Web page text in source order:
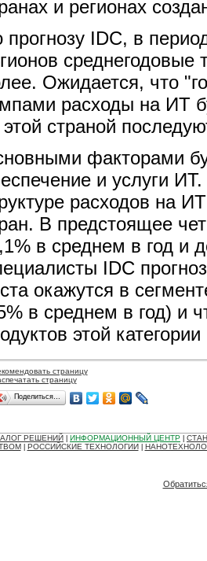
и регионах
прогнозу IDC, в
Ожидается, что
расходы на ИТ
этой страной
факторами
и услуги
расходов на
В предстоящее
в среднем в год и
IDC
окажутся в
в среднем в год) и
этой
страницу
страницу
Поделиться…
РЕШЕНИЙ ИНФОРМАЦИОННЫЙ ЦЕНТР
РОССИЙСКИЕ ТЕХНОЛОГИИ